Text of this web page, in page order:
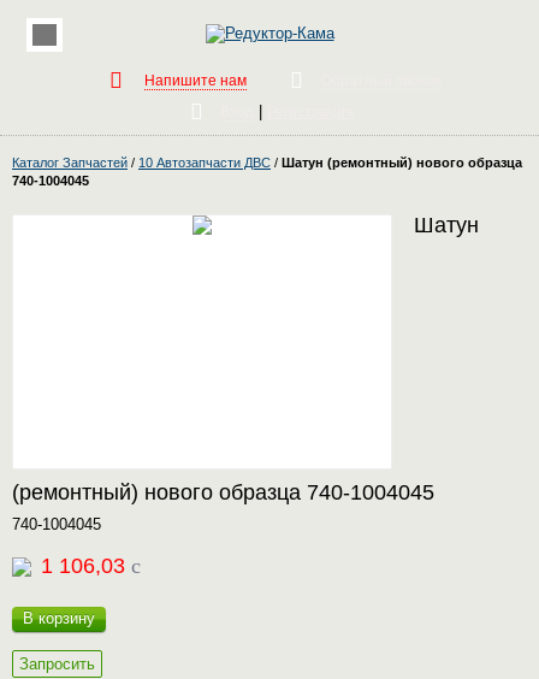
Напишите нам
Каталог Запчастей / 10 Автозапчасти ДВС / Шатун (ремонтный) нового образца
740-1004045
Шатун
(ремонтный) нового образца 740-1004045
740-1004045
1 106,03 c
В корзину
Запросить